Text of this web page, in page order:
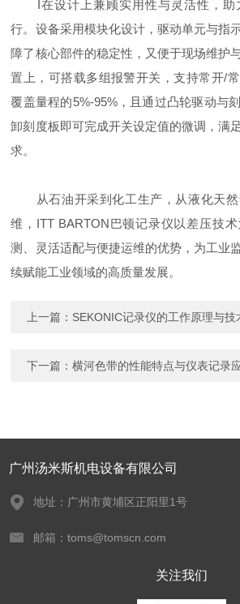
I在设计上兼顾实用性与灵活性，助
行。设备采用模块化设计，驱动单元与指
障了核心部件的稳定性，又便于现场维护
置上，可搭载多组报警开关，支持常开/
覆盖量程的5%-95%，且通过凸轮驱动与
卸刻度板即可完成开关设定值的微调，满
求。
从石油开采到化工生产，从液化天然
维，ITT BARTON巴顿记录仪以差压技
测、灵活适配与便捷运维的优势，为工业
续赋能工业领域的高质量发展。
上一篇： SEKONIC记录仪的工作原理与技
下一篇：横河色带的性能特点与仪表记录
广州汤米斯机电设备有限公司
地址：广州市黄埔区正阳里1号
邮箱：toms@tomscn.com
关注我们